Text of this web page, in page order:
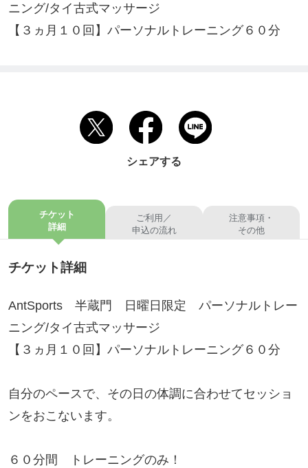
ニング/タイ古式マッサージ
【３ヵ月１０回】パーソナルトレーニング６０分
シェアする
チケット
詳細
ご利用／
申込の流れ
注意事項・
その他
チケット詳細
AntSports 半蔵門 日曜日限定 パーソナルトレー
ニング/タイ古式マッサージ
【３ヵ月１０回】パーソナルトレーニング６０分
自分のペースで、その日の体調に合わせてセッショ
ンをおこないます。
６０分間 トレーニングのみ！